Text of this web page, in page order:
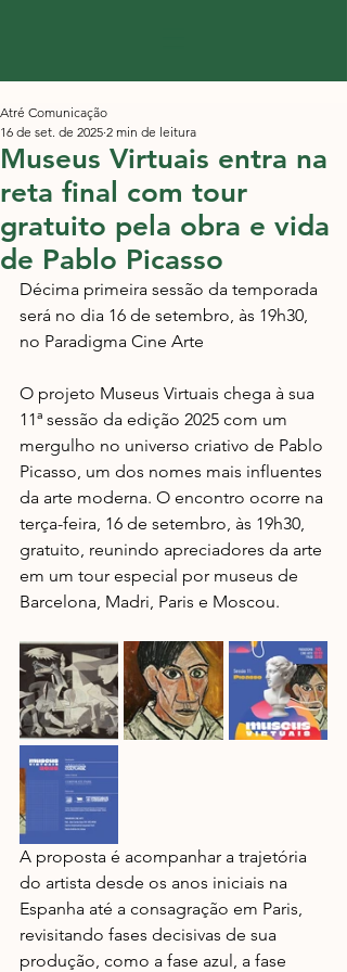
Museus Virtuais entra na
reta final com tour
gratuito pela obra e vida
de Pablo Picasso
Atré Comunicação
16 de set. de 2025 2 min de leitura
Décima primeira sessão da temporada
será no dia 16 de setembro, às 19h30,
no Paradigma Cine Arte
O projeto Museus Virtuais chega à sua
11ª sessão da edição 2025 com um
mergulho no universo criativo de Pablo
Picasso, um dos nomes mais influentes
da arte moderna. O encontro ocorre na
terça-feira, 16 de setembro, às 19h30,
gratuito, reunindo apreciadores da arte
em um tour especial por museus de
Barcelona, Madri, Paris e Moscou.
A proposta é acompanhar a trajetória
do artista desde os anos iniciais na
Espanha até a consagração em Paris,
revisitando fases decisivas de sua
produção, como a fase azul, a fase